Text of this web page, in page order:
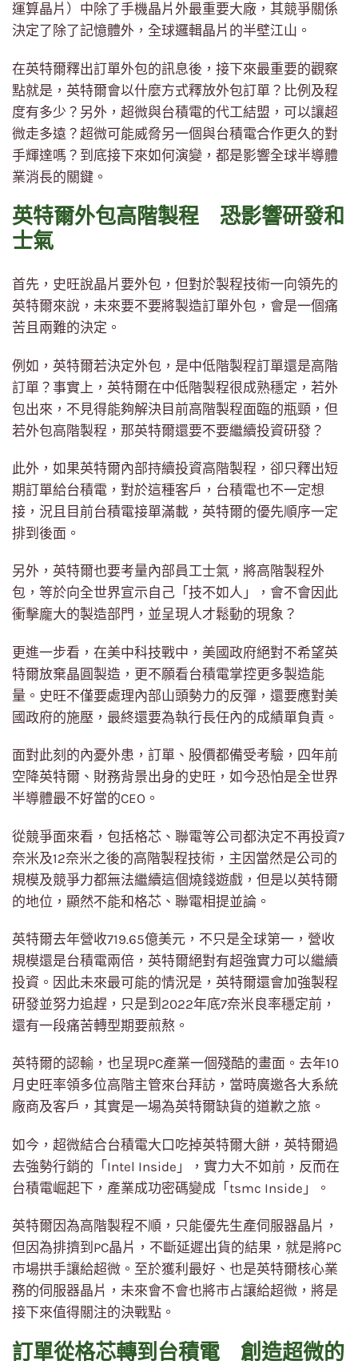
運算晶片）中除了手機晶片外最重要大廠，其競爭關係
決定了除了記憶體外，全球邏輯晶片的半壁江山。
在英特爾釋出訂單外包的訊息後，接下來最重要的觀察
點就是，英特爾會以什麼方式釋放外包訂單？比例及程
度有多少？另外，超微與台積電的代工結盟，可以讓超
微走多遠？超微可能威脅另一個與台積電合作更久的對
手輝達嗎？到底接下來如何演變，都是影響全球半導體
業消長的關鍵。
英特爾外包高階製程 恐影響研發和
士氣
首先，史旺說晶片要外包，但對於製程技術一向領先的
英特爾來說，未來要不要將製造訂單外包，會是一個痛
苦且兩難的決定。
例如，英特爾若決定外包，是中低階製程訂單還是高階
訂單？事實上，英特爾在中低階製程很成熟穩定，若外
包出來，不見得能夠解決目前高階製程面臨的瓶頸，但
若外包高階製程，那英特爾還要不要繼續投資研發？
此外，如果英特爾內部持續投資高階製程，卻只釋出短
期訂單給台積電，對於這種客戶，台積電也不一定想
接，況且目前台積電接單滿載，英特爾的優先順序一定
排到後面。
另外，英特爾也要考量內部員工士氣，將高階製程外
包，等於向全世界宣示自己「技不如人」，會不會因此
衝擊龐大的製造部門，並呈現人才鬆動的現象？
更進一步看，在美中科技戰中，美國政府絕對不希望英
特爾放棄晶圓製造，更不願看台積電掌控更多製造能
量。史旺不僅要處理內部山頭勢力的反彈，還要應對美
國政府的施壓，最終還要為執行長任內的成績單負責。
面對此刻的內憂外患，訂單、股價都備受考驗，四年前
空降英特爾、財務背景出身的史旺，如今恐怕是全世界
半導體最不好當的CEO。
從競爭面來看，包括格芯、聯電等公司都決定不再投資7
奈米及12奈米之後的高階製程技術，主因當然是公司的
規模及競爭力都無法繼續這個燒錢遊戲，但是以英特爾
的地位，顯然不能和格芯、聯電相提並論。
英特爾去年營收719.65億美元，不只是全球第一，營收
規模還是台積電兩倍，英特爾絕對有超強實力可以繼續
投資。因此未來最可能的情況是，英特爾還會加強製程
研發並努力追趕，只是到2022年底7奈米良率穩定前，
還有一段痛苦轉型期要煎熬。
英特爾的認輸，也呈現PC產業一個殘酷的畫面。去年10
月史旺率領多位高階主管來台拜訪，當時廣邀各大系統
廠商及客戶，其實是一場為英特爾缺貨的道歉之旅。
如今，超微結合台積電大口吃掉英特爾大餅，英特爾過
去強勢行銷的「Intel Inside」，實力大不如前，反而在
台積電崛起下，產業成功密碼變成「tsmc Inside」。
英特爾因為高階製程不順，只能優先生產伺服器晶片，
但因為排擠到PC晶片，不斷延遲出貨的結果，就是將PC
市場拱手讓給超微。至於獲利最好、也是英特爾核心業
務的伺服器晶片，未來會不會也將市占讓給超微，將是
接下來值得關注的決戰點。
訂單從格芯轉到台積電 創造超微的